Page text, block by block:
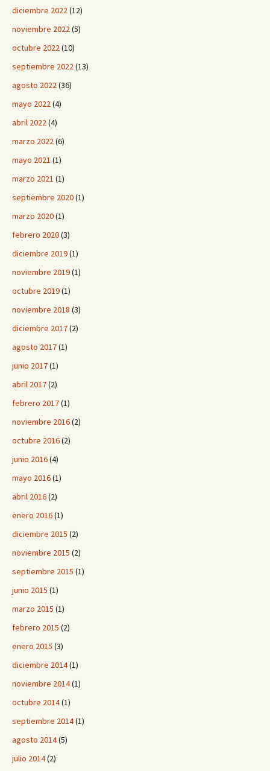
diciembre 2022(12)
noviembre 2022(5)
octubre 2022(10)
septiembre 2022(13)
agosto 2022(36)
mayo 2022(4)
abril 2022(4)
marzo 2022(6)
mayo 2021 (1)
marzo 2021 (1)
septiembre 2020(1)
marzo 2020(1)
febrero 2020(3)
diciembre 2019(1)
noviembre 2019(1)
octubre 2019(1)
noviembre 2018 (3)
diciembre 2017(2)
agosto 2017(1)
junio 2017(1)
abril 2017(2)
febrero 2017(1)
noviembre 2016(2)
octubre 2016(2)
junio 2016(4)
mayo 2016(1)
abril 2016(2)
enero 2016(1)
diciembre 2015 (2)
noviembre 2015 (2)
septiembre 2015 (1)
junio 2015 (1)
marzo 2015 (1)
febrero 2015 (2)
enero 2015 (3)
diciembre 2014(1)
noviembre 2014(1)
octubre 2014(1)
septiembre 2014(1)
agosto 2014(5)
julio 2014(2)